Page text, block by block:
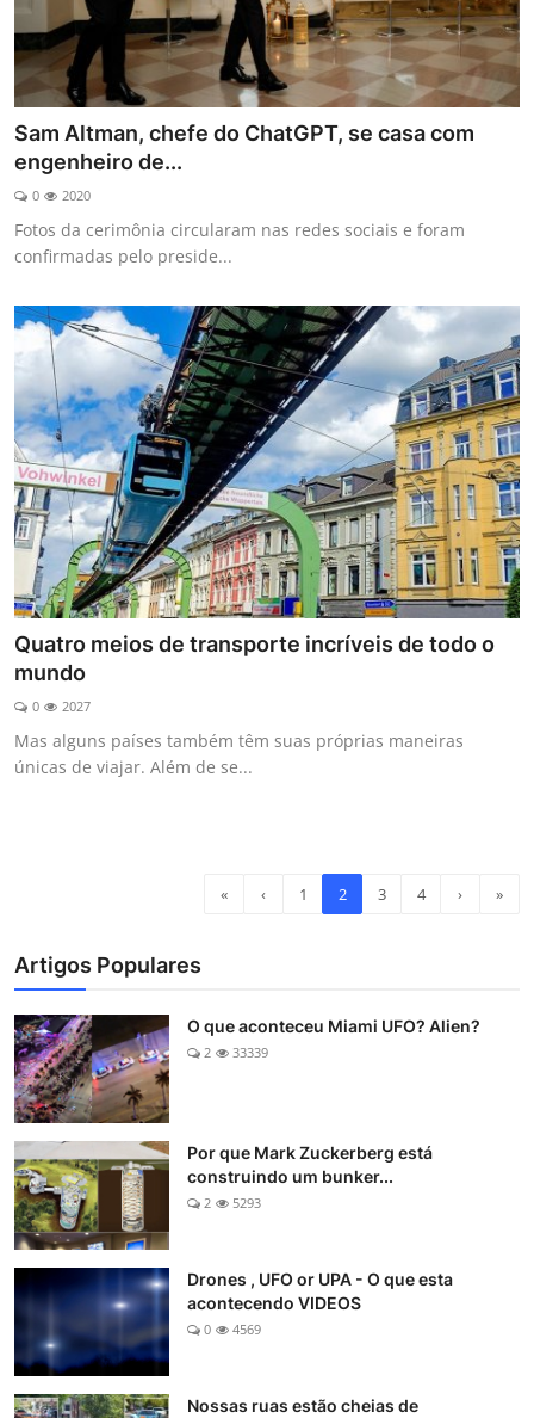
Sam Altman, chefe do ChatGPT, se casa com
engenheiro de...
0 2020
Fotos da cerimônia circularam nas redes sociais e foram
confirmadas pelo preside...
Quatro meios de transporte incríveis de todo o
mundo
0 2027
Mas alguns países também têm suas próprias maneiras
únicas de viajar. Além de se...
« ‹ 1 2 3 4 › »
Artigos Populares
O que aconteceu Miami UFO? Alien?
2 33339
Por que Mark Zuckerberg está
construindo um bunker...
2 5293
Drones , UFO or UPA - O que esta
acontecendo VIDEOS
0 4569
Nossas ruas estão cheias de